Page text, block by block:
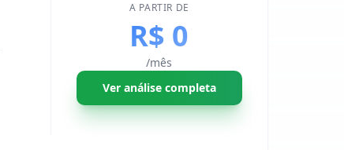
A PARTIR DE
R$ 0
/mês
Ver análise completa